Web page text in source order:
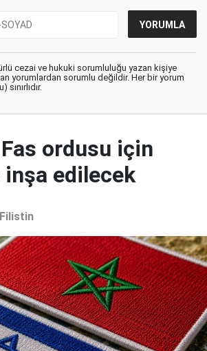
cezai ve hukuki sorumluluğu yazan kişiye
yorumlardan sorumlu değildir. Her bir yorum
ordusu için
edilecek
Filistin